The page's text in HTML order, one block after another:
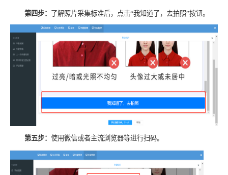
第四步： 了解照片采集标准后，点击“我知道了，去拍照”按钮。
第五步： 使用微信或者主流浏览器等进行扫码。